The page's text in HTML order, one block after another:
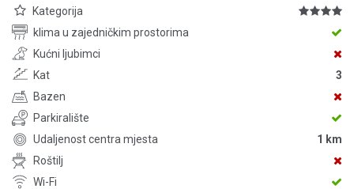
Kategorija
klima u zajedničkim prostorima
Kućni ljubimci
Kat
3
Bazen
Parkiralište
Udaljenost centra mjesta
1 km
Roštilj
Wi-Fi